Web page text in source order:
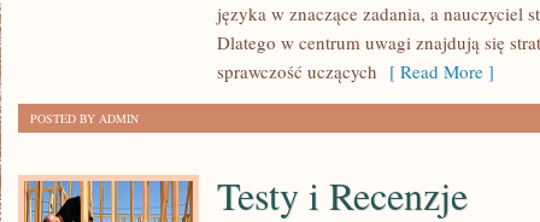
ANGIELSKIEGOjęzyka w znaczące zadania, a nauczyciel
Dlatego w centrum uwagi znajdują się
sprawczość uczących [ Read More ]
POSTED BY ADMIN
Testy i Recenzje